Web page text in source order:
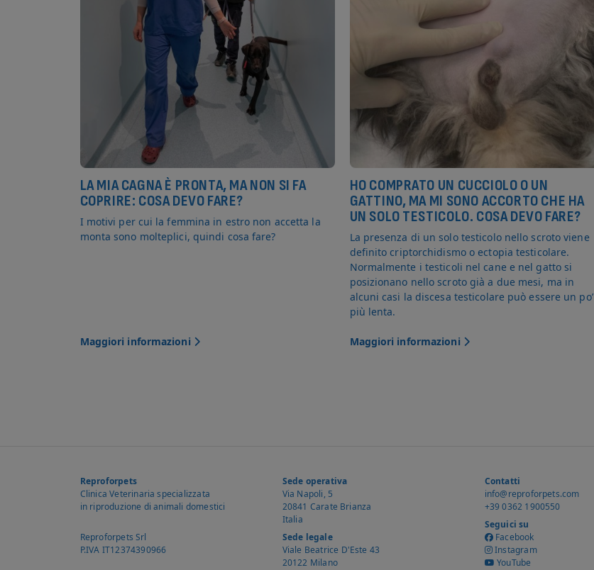
LA MIA CAGNA È PRONTA, MA NON SI FA
COPRIRE: COSA DEVO FARE?
I motivi per cui la femmina in estro non accetta la
monta sono molteplici, quindi cosa fare?
Maggiori informazioni
HO COMPRATO UN CUCCIOLO O UN
GATTINO, MA MI SONO ACCORTO CHE HA
UN SOLO TESTICOLO. COSA DEVO FARE?
La presenza di un solo testicolo nello scroto viene
definito criptorchidismo o ectopia testicolare.
Normalmente i testicoli nel cane e nel gatto si
posizionano nello scroto già a due mesi, ma in
alcuni casi la discesa testicolare può essere un po’
più lenta.
Maggiori informazioni
Reproforpets
Clinica Veterinaria specializzata
in riproduzione di animali domestici
Reproforpets Srl
P.IVA IT12374390966
Sede operativa
Via Napoli, 5
20841 Carate Brianza
Italia
Sede legale
Viale Beatrice D'Este 43
20122 Milano
Contatti
info@reproforpets.com
+39 0362 1900550
Seguici su
Facebook
Instagram
YouTube